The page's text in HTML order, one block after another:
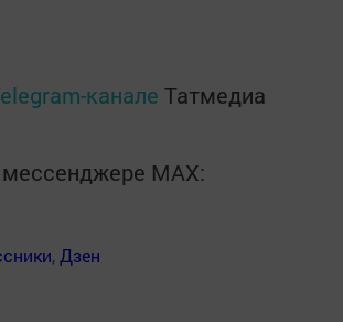
канале Татмедиа
мессенджере MАХ:
, Дзен